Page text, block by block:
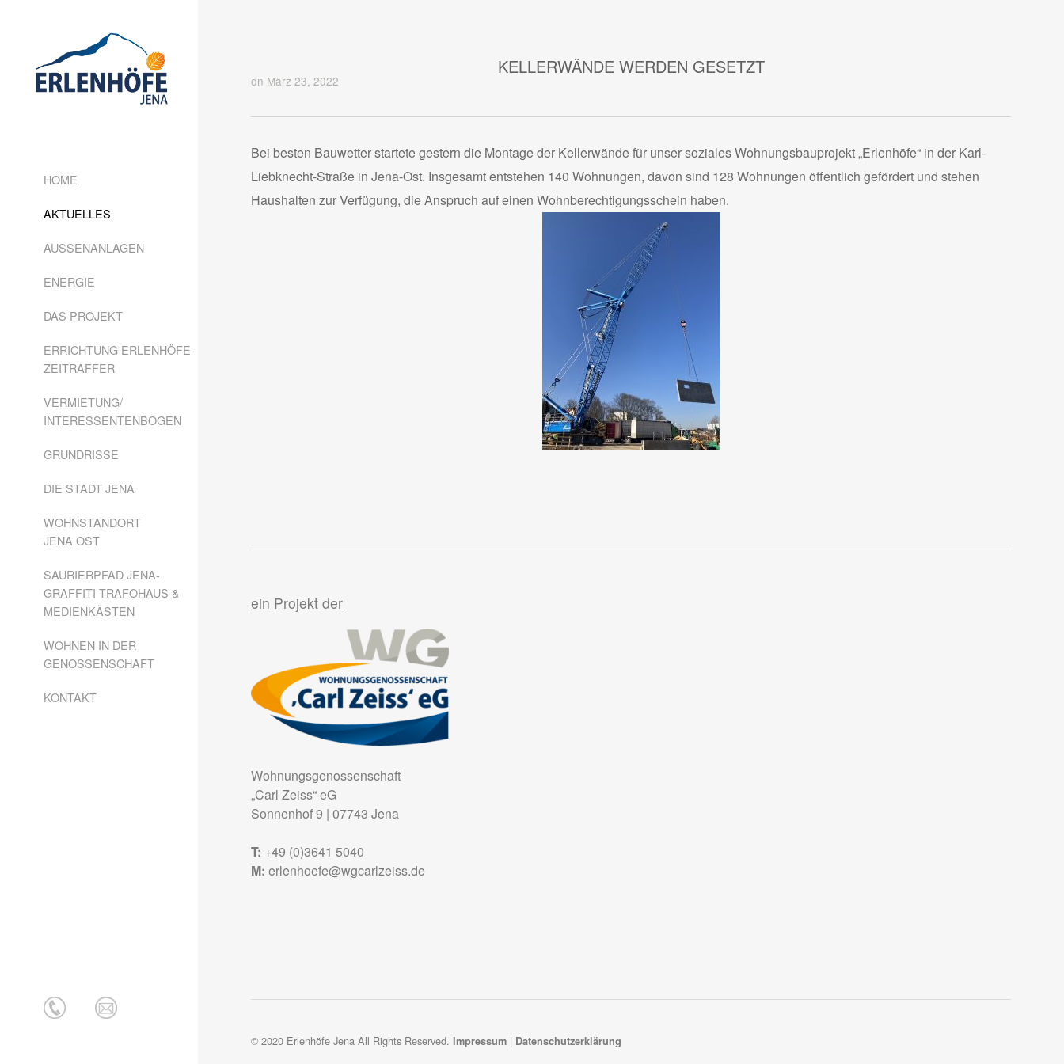
HOME
AKTUELLES
AUSSENANLAGEN
ENERGIE
DAS PROJEKT
ERRICHTUNG ERLENHÖFE-
ZEITRAFFER
VERMIETUNG/
INTERESSENTENBOGEN
GRUNDRISSE
DIE STADT JENA
WOHNSTANDORT
JENA OST
SAURIERPFAD JENA-
GRAFFITI TRAFOHAUS &
MEDIENKÄSTEN
WOHNEN IN DER
GENOSSENSCHAFT
KONTAKT
KELLERWÄNDE WERDEN GESETZT
on März 23, 2022
Bei besten Bauwetter startete gestern die Montage der Kellerwände für unser soziales Wohnungsbauprojekt „Erlenhöfe“ in der Karl-
Liebknecht-Straße in Jena-Ost. Insgesamt entstehen 140 Wohnungen, davon sind 128 Wohnungen öffentlich gefördert und stehen
Haushalten zur Verfügung, die Anspruch auf einen Wohnberechtigungsschein haben.
ein Projekt der
Wohnungsgenossenschaft
„Carl Zeiss“ eG
Sonnenhof 9 | 07743 Jena
T: +49 (0)3641 5040
M: erlenhoefe@wgcarlzeiss.de
© 2020 Erlenhöfe Jena All Rights Reserved. Impressum | Datenschutzerklärung